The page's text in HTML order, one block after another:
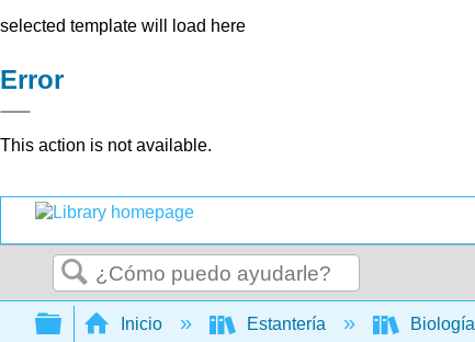
selected template will load here
Error
This action is not available.
Buscar
Expandir/contraer jerarquía global
Inicio Estantería Biología